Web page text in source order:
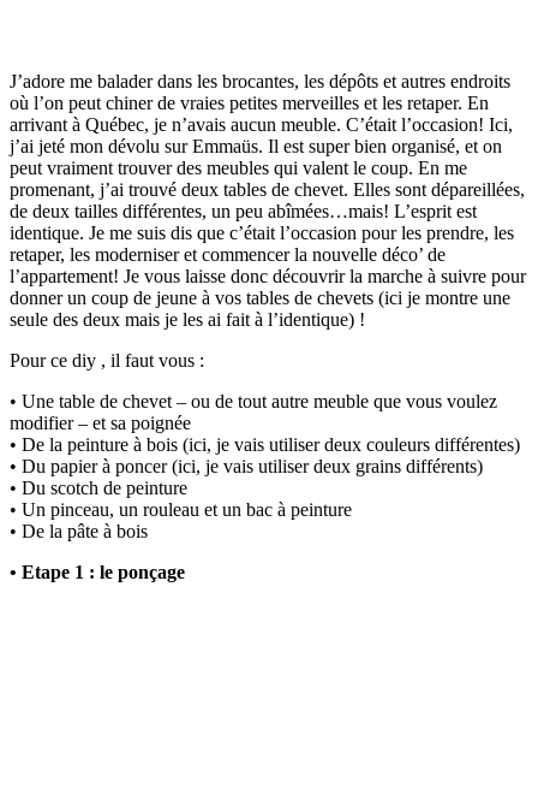
J’adore me balader dans les brocantes, les dépôts et autres endroits
où l’on peut chiner de vraies petites merveilles et les retaper. En
arrivant à Québec, je n’avais aucun meuble. C’était l’occasion! Ici,
j’ai jeté mon dévolu sur Emmaüs. Il est super bien organisé, et on
peut vraiment trouver des meubles qui valent le coup. En me
promenant, j’ai trouvé deux tables de chevet. Elles sont dépareillées,
de deux tailles différentes, un peu abîmées…mais! L’esprit est
identique. Je me suis dis que c’était l’occasion pour les prendre, les
retaper, les moderniser et commencer la nouvelle déco’ de
l’appartement! Je vous laisse donc découvrir la marche à suivre pour
donner un coup de jeune à vos tables de chevets (ici je montre une
seule des deux mais je les ai fait à l’identique) !
Pour ce diy , il faut vous :
• Une table de chevet – ou de tout autre meuble que vous voulez
modifier – et sa poignée
• De la peinture à bois (ici, je vais utiliser deux couleurs différentes)
• Du papier à poncer (ici, je vais utiliser deux grains différents)
• Du scotch de peinture
• Un pinceau, un rouleau et un bac à peinture
• De la pâte à bois
• Etape 1 : le ponçage